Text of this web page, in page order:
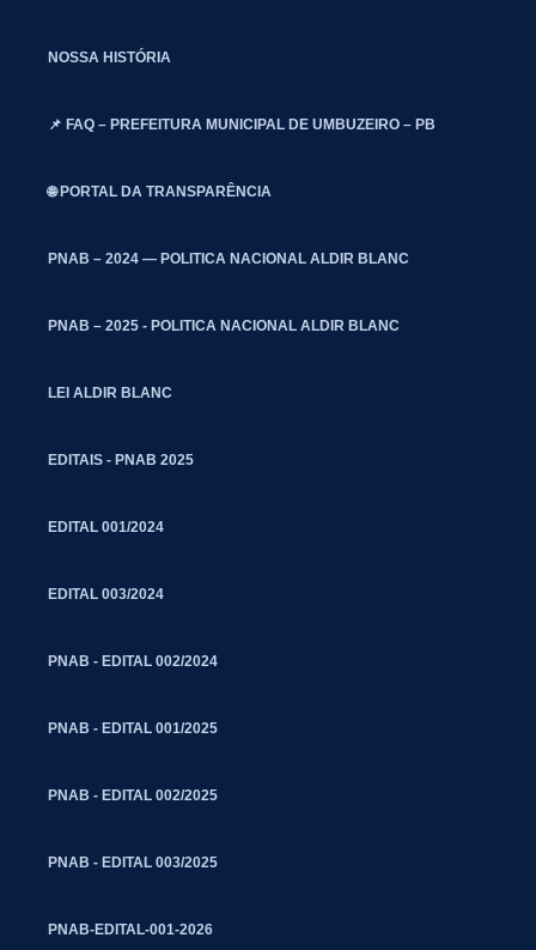
NOSSA HISTÓRIA
📌 FAQ – PREFEITURA MUNICIPAL DE UMBUZEIRO – PB
🌐 PORTAL DA TRANSPARÊNCIA
PNAB – 2024 — POLITICA NACIONAL ALDIR BLANC
PNAB – 2025 - POLITICA NACIONAL ALDIR BLANC
LEI ALDIR BLANC
EDITAIS - PNAB 2025
EDITAL 001/2024
EDITAL 003/2024
PNAB - EDITAL 002/2024
PNAB - EDITAL 001/2025
PNAB - EDITAL 002/2025
PNAB - EDITAL 003/2025
PNAB-EDITAL-001-2026